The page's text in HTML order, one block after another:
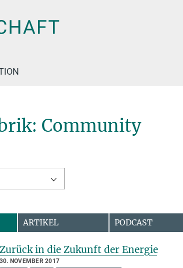
Community
ARTIKEL PODCAST
Zurück in die Zukunft der Energie
30. NOVEMBER 2017